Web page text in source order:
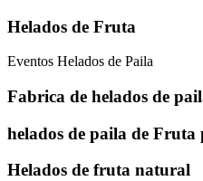
Helados de Fruta
Eventos Helados de Paila
Fabrica de helados de
helados de paila de Fruta
Helados de fruta natural